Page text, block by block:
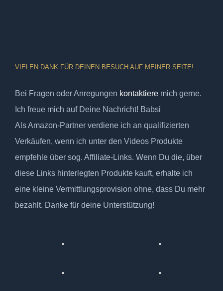
VIELEN DANK FÜR DEINEN BESUCH AUF MEINER SEITE!
Bei Fragen oder Anregungen kontaktiere mich gerne.
Ich freue mich auf Deine Nachricht! Babsi
Als Amazon-Partner verdiene ich an qualifizierten
Verkäufen, wenn ich unter den Videos Produkte
empfehle über sog. Affiliate-Links. Wenn Du die, über
diese Links hinterlegten Produkte kauft, erhalte ich
eine kleine Vermittlungsprovision ohne, dass Du mehr
bezahlt. Danke für deine Unterstützung!